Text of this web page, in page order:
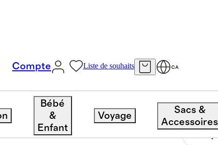
Compte Liste de souhaits CA
Bébé
&
Enfant
Voyage
Sacs &
Accessoires